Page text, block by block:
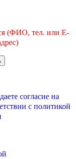
(ФИО, тел. или E-
согласие на
с политикой